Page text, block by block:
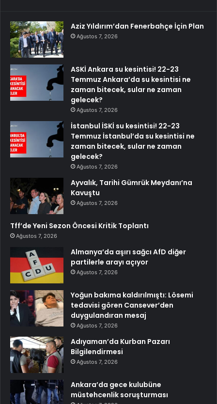
Aziz Yıldırım’dan Fenerbahçe İçin Plan
Ağustos 7, 2026
ASKİ Ankara su kesintisi! 22-23
Temmuz Ankara’da su kesintisi ne
zaman bitecek, sular ne zaman
gelecek?
Ağustos 7, 2026
İstanbul İSKİ su kesintisi! 22-23
Temmuz İstanbul’da su kesintisi ne
zaman bitecek, sular ne zaman
gelecek?
Ağustos 7, 2026
Ayvalık, Tarihi Gümrük Meydanı’na
Kavuştu
Ağustos 7, 2026
Tff’de Yeni Sezon Öncesi Kritik Toplantı
Ağustos 7, 2026
Almanya’da aşırı sağcı AfD diğer
partilerle arayı açıyor
Ağustos 7, 2026
Yoğun bakıma kaldırılmıştı: Lösemi
tedavisi gören Cansever’den
duygulandıran mesaj
Ağustos 7, 2026
Adıyaman’da Kurban Pazarı
Bilgilendirmesi
Ağustos 7, 2026
Ankara’da gece kulubüne
müstehcenlik soruşturması